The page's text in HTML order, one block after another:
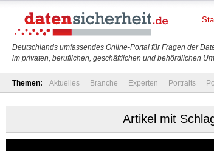
Deutschlands umfassendes Online-Portal für Fragen der
im privaten, beruflichen, geschäftlichen und behördlichen
Themen: Aktuelles Branche Experten Portraits
Artikel mit